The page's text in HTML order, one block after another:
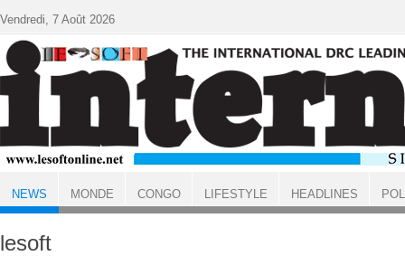
ACCUEIL NEWS
lesoft
Vendredi, 7 Août 2026
NEWS MONDE CONGO LIFESTYLE HEADLINES